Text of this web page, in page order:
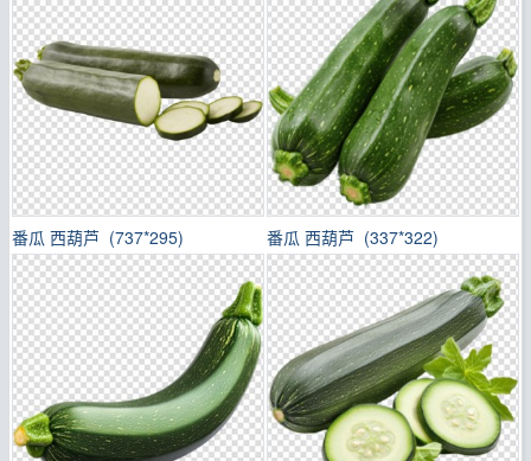
番瓜 西葫芦 (737*295) 番瓜 西葫芦 (337*322)